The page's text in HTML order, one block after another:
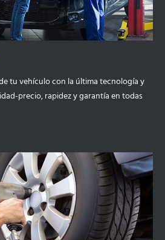
tu vehículo con la última tecnología y
precio, rapidez y garantía en todas